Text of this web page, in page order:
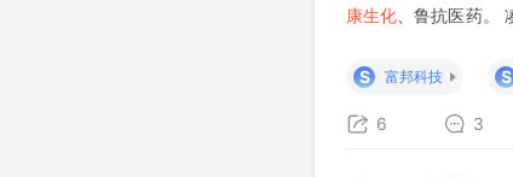
康生化 、鲁抗医药
凑字数 凑字数凑字数
S 富邦科技 S
6 3